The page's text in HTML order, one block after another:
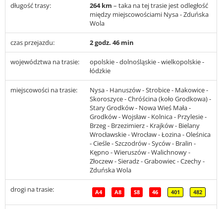
długość trasy: 264 km – taka na tej trasie jest odległość
między miejscowościami Nysa - Zduńska
Wola
czas przejazdu: 2 godz. 46 min
województwa na trasie:
opolskie - dolnośląskie - wielkopolskie -
łódzkie
miejscowości na trasie:
Nysa - Hanuszów - Strobice - Makowice -
Skoroszyce - Chróścina (koło Grodkowa) -
Stary Grodków - Nowa Wieś Mała -
Grodków - Wojsław - Kolnica - Przylesie -
Brzeg - Brzezimierz - Krajków - Bielany
Wrocławskie - Wrocław - Łozina - Oleśnica
- Cieśle - Szczodrów - Syców - Bralin -
Kępno - Wieruszów - Walichnowy -
Złoczew - Sieradz - Grabowiec - Czechy -
Zduńska Wola
drogi na trasie: A4 A8 S8 46 401 482